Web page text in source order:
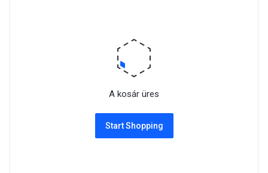
A kosár üres
Start Shopping